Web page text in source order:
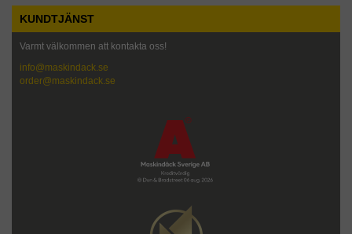
KUNDTJÄNST
Varmt välkommen att kontakta oss!
info@maskindack.se
order@maskindack.se